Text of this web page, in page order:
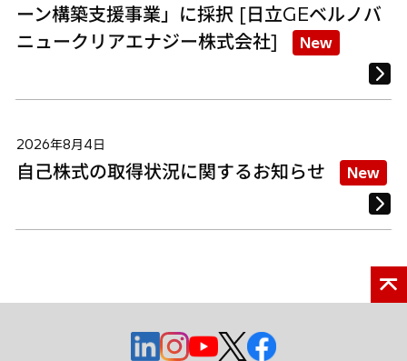
ーン構築支援事業」に採択 [日立GEベルノバ
ニュークリアエナジー株式会社]
New
2026年8月4日
自己株式の取得状況に関するお知らせ New
新
新
新
新
新